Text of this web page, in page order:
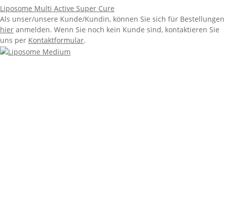
Liposome Multi Active Super Cure
Als unser/unsere Kunde/Kundin, können Sie sich für Bestellungen
hier anmelden. Wenn Sie noch kein Kunde sind, kontaktieren Sie
uns per Kontaktformular.